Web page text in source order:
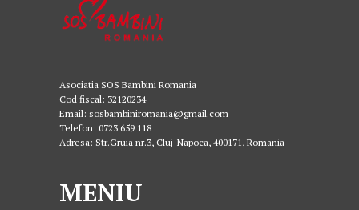
Asociatia SOS Bambini Romania
Cod fiscal: 32120234
Email: sosbambiniromania@gmail.com
Telefon: 0723 659 118
Adresa: Str.Gruia nr.3, Cluj-Napoca, 400171, Romania
MENIU